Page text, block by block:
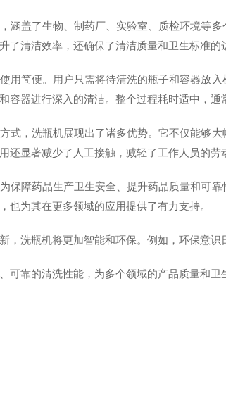
涵盖了生物、制药厂、实验室、质检环境等
了清洁效率，还确保了清洁质量和卫生标准的
用简便。用户只需将待清洗的瓶子和容器放
容器进行深入的清洁。整个过程耗时适中，通
式，洗瓶机展现出了诸多优势。它不仅能够
还显著减少了人工接触，减轻了工作人员的劳
保障药品生产卫生安全、提升药品质量和可
也为其在更多领域的应用提供了有力支持。
，洗瓶机将更加智能和环保。例如，环保意
可靠的清洗性能，为多个领域的产品质量和